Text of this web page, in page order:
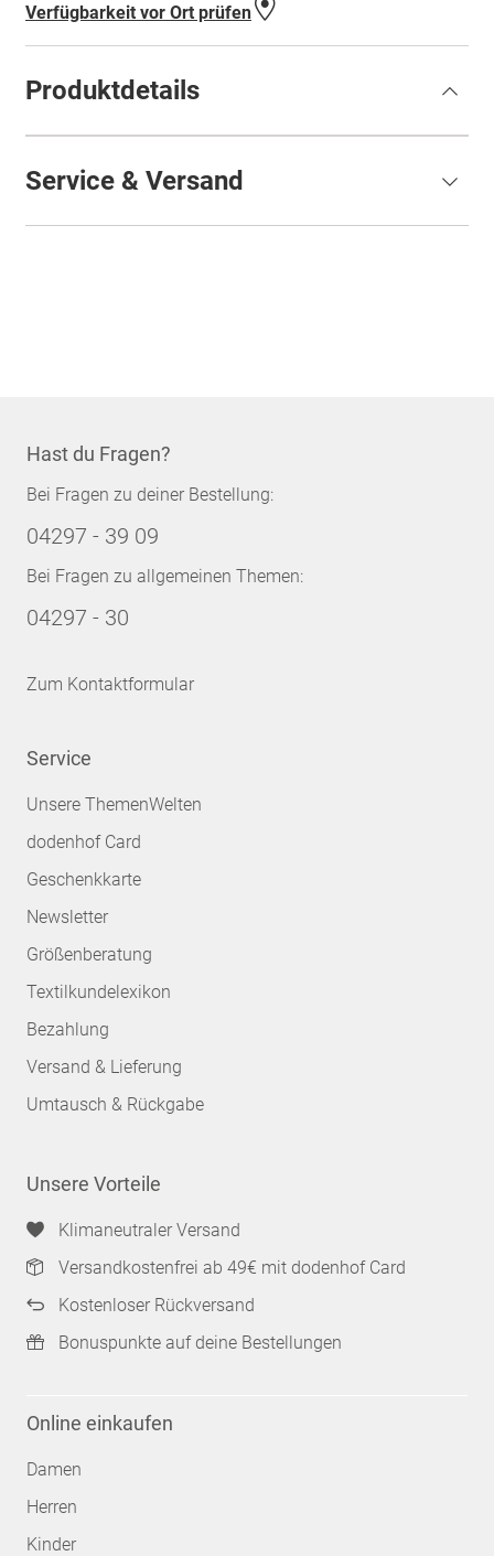
Verfügbarkeit vor Ort prüfen
Produktdetails
Service & Versand
Hast du Fragen?
Bei Fragen zu deiner Bestellung:
04297 - 39 09
Bei Fragen zu allgemeinen Themen:
04297 - 30
Zum Kontaktformular
Service
Unsere ThemenWelten
dodenhof Card
Geschenkkarte
Newsletter
Größenberatung
Textilkundelexikon
Bezahlung
Versand & Lieferung
Umtausch & Rückgabe
Unsere Vorteile
Klimaneutraler Versand
Versandkostenfrei ab 49€ mit dodenhof Card
Kostenloser Rückversand
Bonuspunkte auf deine Bestellungen
Online einkaufen
Damen
Herren
Kinder